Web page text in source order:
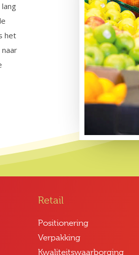
het
Retail
Positionering
Verpakking
Kwaliteitswaarborging